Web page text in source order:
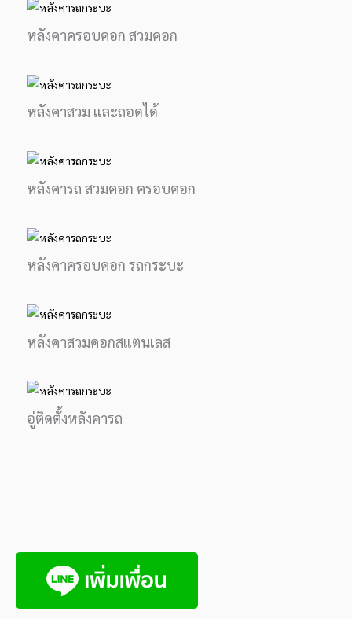
หลังคาครอบคอก สวมคอก
หลังคาสวม และถอดได้
หลังคารถ สวมคอก ครอบคอก
หลังคาครอบคอก รถกระบะ
หลังคาสวมคอกสแตนเลส
อู่ติดตั้งหลังคารถ